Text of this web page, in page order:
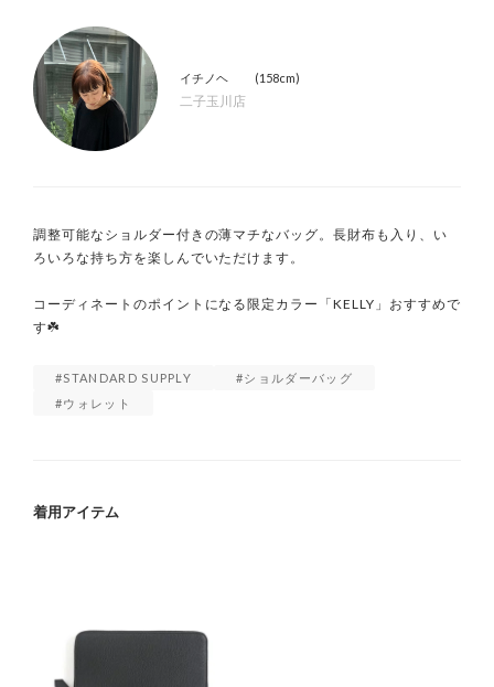
イチノヘ
二子玉川店
158cm
調整可能なショルダー付きの薄マチなバッグ。長財布も入り、い
ろいろな持ち方を楽しんでいただけます。
コーディネートのポイントになる限定カラー「KELLY」おすすめで
す☘️
STANDARD SUPPLY
ショルダーバッグ
ウォレット
着用アイテム